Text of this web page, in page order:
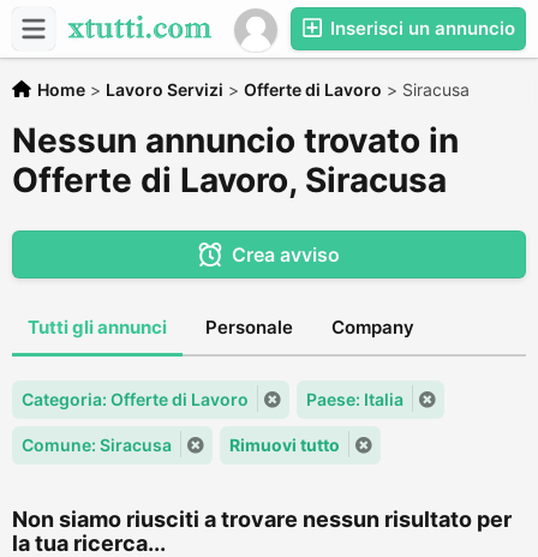
Inserisci un annuncio
Home > Lavoro Servizi > Offerte di Lavoro > Siracusa
Nessun annuncio trovato in
Offerte di Lavoro, Siracusa
Crea avviso
Tutti gli annunci Personale Company
Categoria: Offerte di Lavoro Paese: Italia
Comune: Siracusa Rimuovi tutto
Non siamo riusciti a trovare nessun risultato per
la tua ricerca...